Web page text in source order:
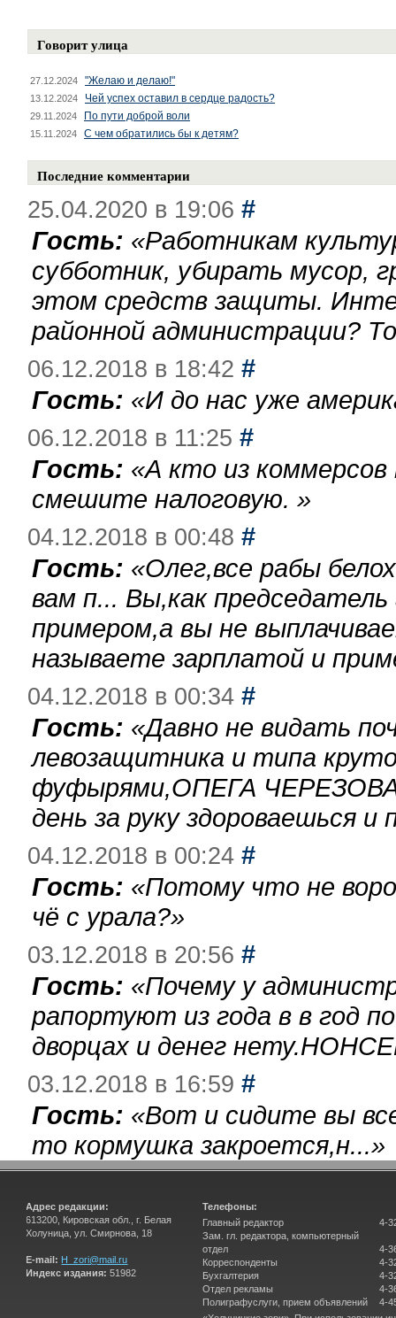
Говорит улица
27.12.2024 "Желаю и делаю!"
13.12.2024 Чей успех оставил в сердце радость?
29.11.2024 По пути доброй воли
15.11.2024 С чем обратились бы к детям?
Последние комментарии
25.04.2020 в 19:06 #
Гость: «Работникам
субботник, убирать мусор,
этом средств защиты.
районной администрации?
06.12.2018 в 18:42 #
Гость: «И до нас уже
06.12.2018 в 11:25 #
Гость: «А кто из
смешите налоговую. »
04.12.2018 в 00:48 #
Гость: «Олег,все рабы
вам п... Вы,как
примером,а вы не
называете зарплатой и
04.12.2018 в 00:34 #
Гость: «Давно не видать
левозащитника и типа
фуфырями,ОПЕГА
день за руку здороваешься
04.12.2018 в 00:24 #
Гость: «Потому что не
чё с урала?»
03.12.2018 в 20:56 #
Гость: «Почему у
рапортуют из года в в год
дворцах и денег
03.12.2018 в 16:59 #
Гость: «Вот и сидите вы
то кормушка закроется,н...»
Адрес редакции:
613200, Кировская обл., г. Белая
Холуница, ул. Смирнова, 18
E-mail: H_zori@mail.ru
Индекс издания: 51982
Телефоны:
Главный редактор
Зам. гл. редактора, компьютерный
отдел
Корреспонденты
Бухгалтерия
Отдел рекламы
Полиграфуслуги, прием объявлений
4-
4-
4-
4-
4-
4-